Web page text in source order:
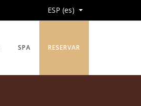
ESP (es)
SPA RESERVAR